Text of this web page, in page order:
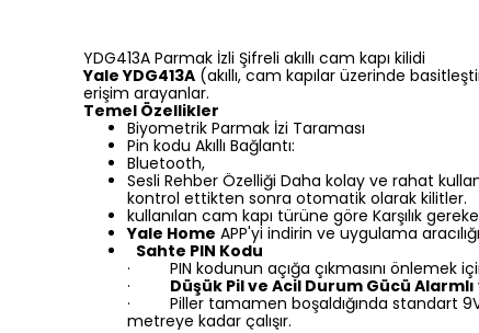
YDG413A Parmak İzli Şifreli akıllı cam kapı kilidi
Yale YDG413A (akıllı, cam kapılar üzerinde
erişim arayanlar.
Temel Özellikler
Biyometrik Parmak İzi Taraması
Pin kodu Akıllı Bağlantı:
Bluetooth,
Sesli Rehber Özelliği Daha kolay ve rahat
kontrol ettikten sonra otomatik olarak kilitler.
kullanılan cam kapı türüne göre Karşılık
Yale Home APP'yi indirin ve uygulama
Sahte PIN Kodu
· PIN kodunun açığa çıkmasını önlemek
· Düşük Pil ve Acil Durum Gücü Alarmlı
· Piller tamamen boşaldığında standart 9V
metreye kadar çalışır.